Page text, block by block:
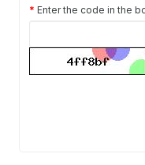
Enter the code in the